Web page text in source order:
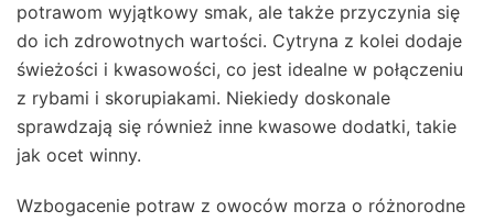
potrawom wyjątkowy smak, ale także przyczynia się
do ich zdrowotnych wartości. Cytryna z kolei dodaje
świeżości i kwasowości, co jest idealne w połączeniu
z rybami i skorupiakami. Niekiedy doskonale
sprawdzają się również inne kwasowe dodatki, takie
jak ocet winny.
Wzbogacenie potraw z owoców morza o różnorodne